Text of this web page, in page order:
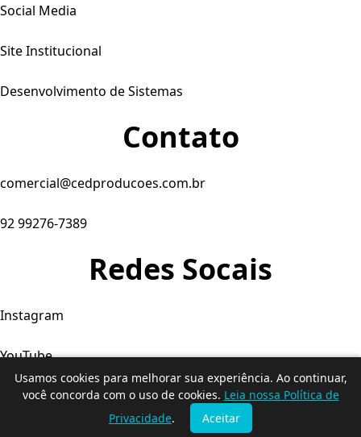
Usamos cookies para melhorar sua experiência. Ao continuar,
você concorda com o uso de cookies. Leia nossa Política de
Privacidade. Aceitar
Social Media
Site Institucional
Desenvolvimento de Sistemas
Contato
comercial@cedproducoes.com.br
92 99276-7389
Redes Socais
Instagram
YouTube
Facebook